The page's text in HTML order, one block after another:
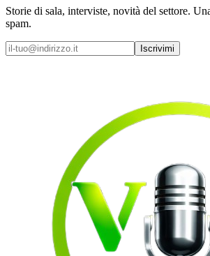
Storie di sala, interviste, novità del settore.
spam.
Iscrivimi